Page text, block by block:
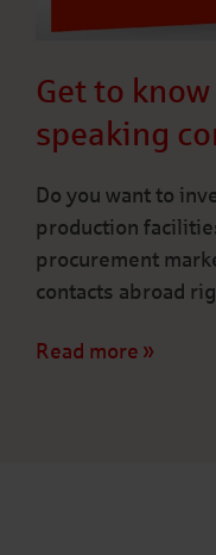
Get to
speaking
Do you want to
production
procurement
contacts abroad
Read more